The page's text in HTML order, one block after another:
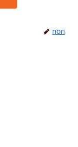
nori